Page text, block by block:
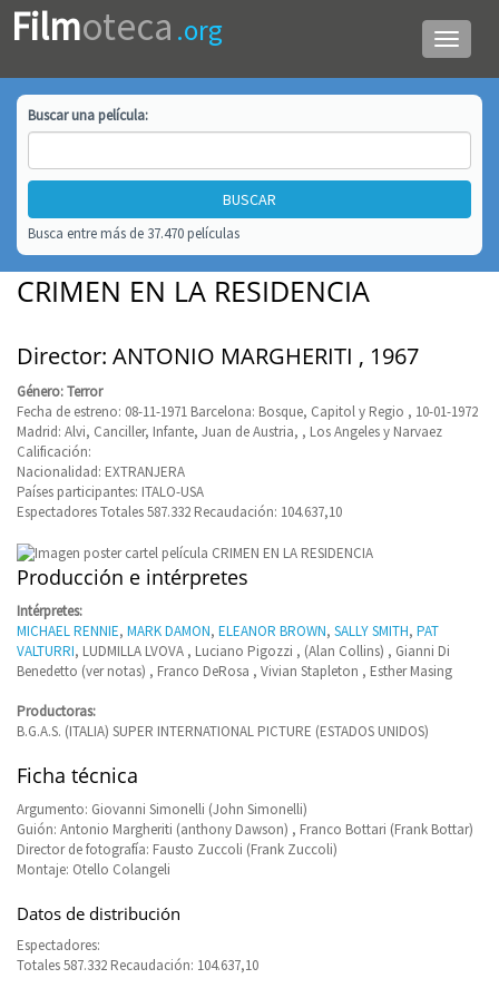
Menú
de
Filmoteca .org
Buscar unapelícula:
Busca entre más de 37.470 películas
CRIMEN EN LA RESIDENCIA
Director: ANTONIO MARGHERITI , 1967
Género: Terror
Fecha de estreno: 08-11-1971 Barcelona: Bosque, Capitol y Regio , 10-01-1972
Madrid: Alvi, Canciller, Infante, Juan de Austria, , Los Angeles y Narvaez
Calificación:
Nacionalidad: EXTRANJERA
Países participantes: ITALO-USA
Espectadores Totales 587.332 Recaudación: 104.637,10
Producción e intérpretes
Intérpretes:
MICHAEL RENNIE, MARK DAMON, ELEANOR BROWN, SALLY SMITH, PAT
VALTURRI, LUDMILLA LVOVA , Luciano Pigozzi , (Alan Collins) , Gianni Di
Benedetto (ver notas) , Franco DeRosa , Vivian Stapleton , Esther Masing
Productoras:
B.G.A.S. (ITALIA) SUPER INTERNATIONAL PICTURE (ESTADOS UNIDOS)
Ficha técnica
Argumento: Giovanni Simonelli (John Simonelli)
Guión: Antonio Margheriti (anthony Dawson) , Franco Bottari (Frank Bottar)
Director de fotografía: Fausto Zuccoli (Frank Zuccoli)
Montaje: Otello Colangeli
Datos de distribución
Espectadores:
Totales 587.332 Recaudación: 104.637,10